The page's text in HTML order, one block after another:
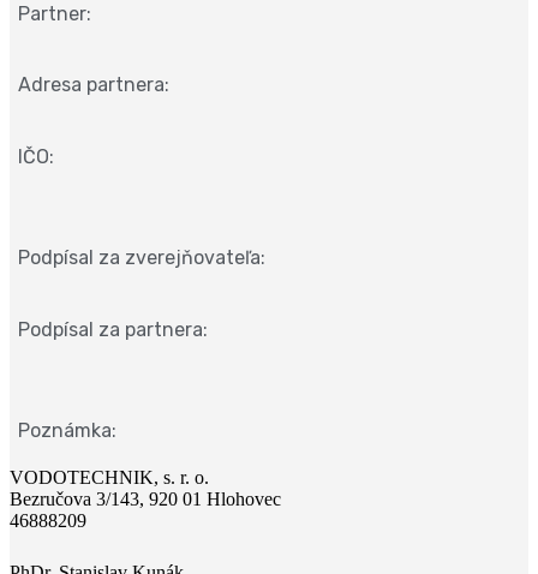
Partner:
Adresa partnera:
IČO:
Podpísal za zverejňovateľa:
Podpísal za partnera:
Poznámka:
VODOTECHNIK, s. r. o.
Bezručova 3/143, 920 01 Hlohovec
46888209